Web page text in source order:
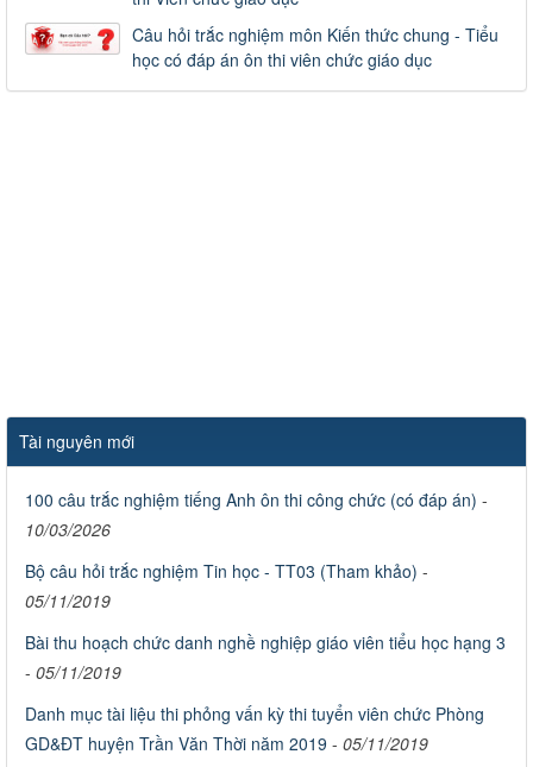
Câu hỏi trắc nghiệm môn Kiến thức chung - Tiểu
học có đáp án ôn thi viên chức giáo dục
Tài nguyên mới
100 câu trắc nghiệm tiếng Anh ôn thi công chức (có đáp án) -
10/03/2026
Bộ câu hỏi trắc nghiệm Tin học - TT03 (Tham khảo) -
05/11/2019
Bài thu hoạch chức danh nghề nghiệp giáo viên tiểu học hạng 3
- 05/11/2019
Danh mục tài liệu thi phỏng vấn kỳ thi tuyển viên chức Phòng
GD&ĐT huyện Trần Văn Thời năm 2019 - 05/11/2019